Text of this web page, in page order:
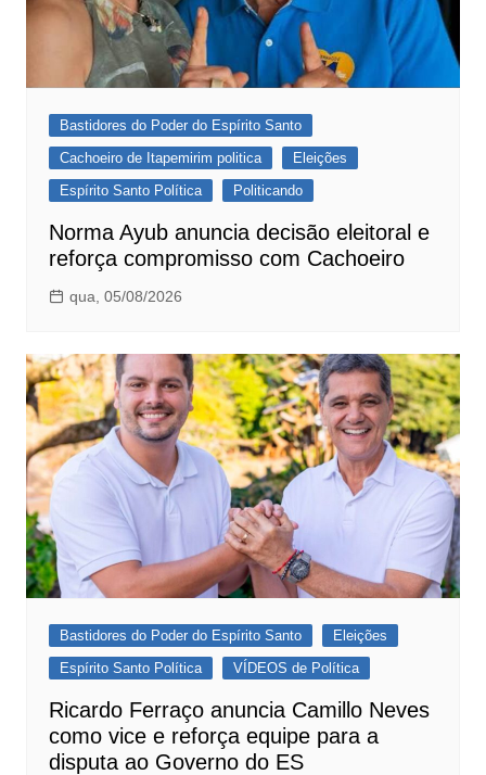
Bastidores do Poder do Espírito Santo
Cachoeiro de Itapemirim politica
Eleições
Espírito Santo Política
Politicando
Norma Ayub anuncia decisão eleitoral e
reforça compromisso com Cachoeiro
qua, 05/08/2026
Bastidores do Poder do Espírito Santo
Eleições
Espírito Santo Política
VÍDEOS de Política
Ricardo Ferraço anuncia Camillo Neves
como vice e reforça equipe para a
disputa ao Governo do ES